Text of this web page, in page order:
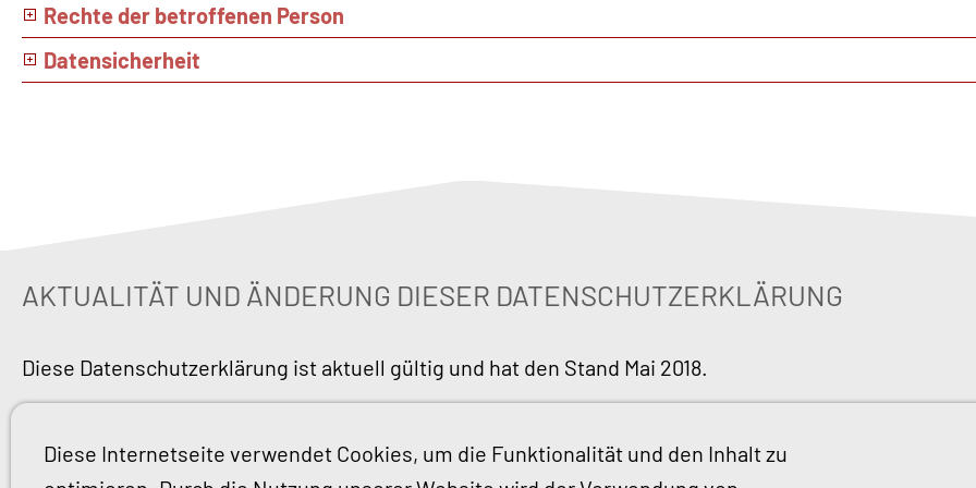
Rechte der betroffenen Person
Datensicherheit
AKTUALITÄT UND ÄNDERUNG DIESER DATENSCHUTZERKLÄRUNG
Diese Datenschutzerklärung ist aktuell gültig und hat den Stand Mai 2018.
Durch die Weiterentwicklung unserer Website und Angebote darüber oder aufgrund geänderter
kann es notwendig werden, diese Datenschutzerklärung zu ändern. Die jeweils aktuelle
Diese Internetseite verwendet Cookies, um die Funktionalität und den Inhalt zu